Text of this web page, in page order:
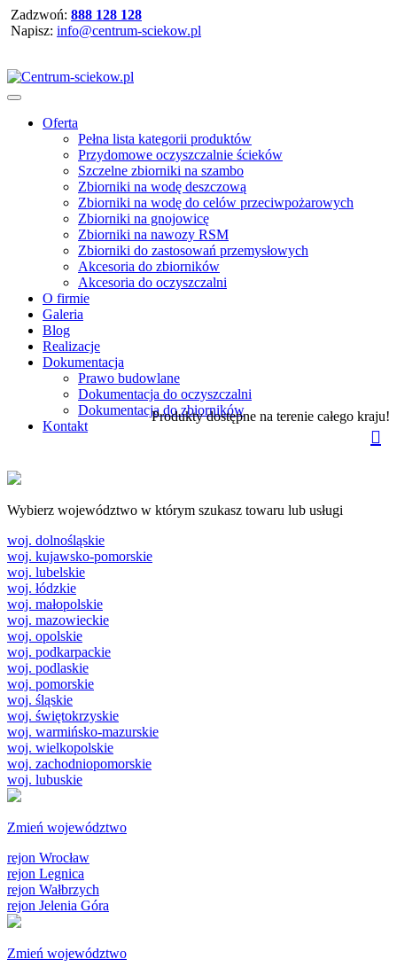
Zadzwoń: 888 128 128
Napisz: info@centrum-sciekow.pl
Oferta
Pełna lista kategorii produktów
Przydomowe oczyszczalnie ścieków
Szczelne zbiorniki na szambo
Zbiorniki na wodę deszczową
Zbiorniki na wodę do celów przeciwpożarowych
Zbiorniki na gnojowicę
Zbiorniki na nawozy RSM
Zbiorniki do zastosowań przemysłowych
Akcesoria do zbiorników
Akcesoria do oczyszczalni
O firmie
Galeria
Blog
Realizacje
Dokumentacja
Prawo budowlane
Dokumentacja do oczyszczalni
Dokumentacja do zbiorników
Kontakt
Produkty dostępne na terenie całego kraju!
Wybierz województwo w którym szukasz towaru lub usługi
woj. dolnośląskie
woj. kujawsko-pomorskie
woj. lubelskie
woj. łódzkie
woj. małopolskie
woj. mazowieckie
woj. opolskie
woj. podkarpackie
woj. podlaskie
woj. pomorskie
woj. śląskie
woj. świętokrzyskie
woj. warmińsko-mazurskie
woj. wielkopolskie
woj. zachodniopomorskie
woj. lubuskie
Zmień województwo
rejon Wrocław
rejon Legnica
rejon Wałbrzych
rejon Jelenia Góra
Zmień województwo